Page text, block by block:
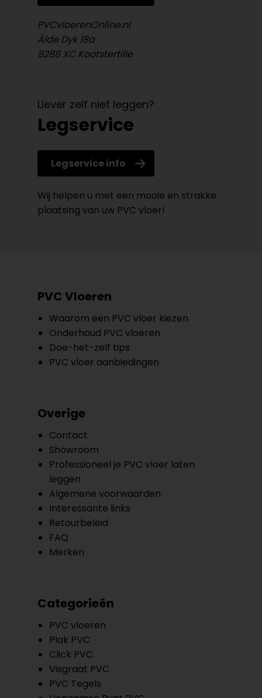
PVCvloerenOnline.nl
Âlde Dyk 18a
9288 XC Kootstertille
Liever zelf niet leggen?
Legservice
Legservice info
Wij helpen u met een mooie en strakke
plaatsing van uw PVC vloer!
PVC Vloeren
Waarom een PVC vloer kiezen
Onderhoud PVC vloeren
Doe-het-zelf tips
PVC vloer aanbiedingen
Overige
Contact
Showroom
Professioneel je PVC vloer laten
leggen
Algemene voorwaarden
Interessante links
Retourbeleid
FAQ
Merken
Categorieën
PVC vloeren
Plak PVC
Click PVC
Visgraat PVC
PVC Tegels